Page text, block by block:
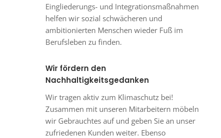
Eingliederungs- und Integrationsmaßnahmen
helfen wir sozial schwächeren und
ambitionierten Menschen wieder Fuß im
Berufsleben zu finden.
Wir fördern den
Nachhaltigkeitsgedanken
Wir tragen aktiv zum Klimaschutz bei!
Zusammen mit unseren Mitarbeitern möbeln
wir Gebrauchtes auf und geben Sie an unser
zufriedenen Kunden weiter. Ebenso